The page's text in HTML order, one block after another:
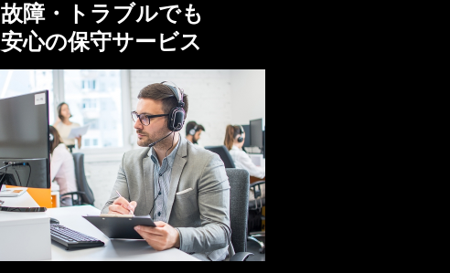
故障・トラブルでも
安心の保守サービス